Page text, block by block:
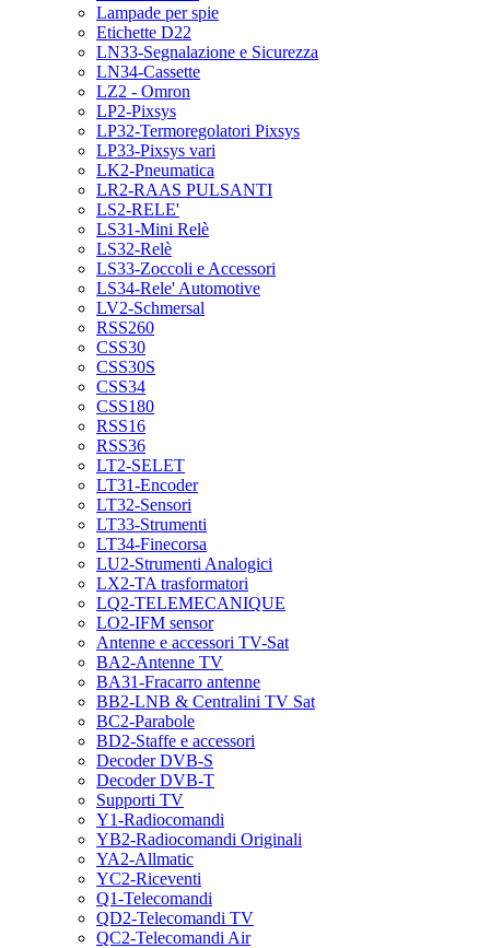
Lampade per spie
Etichette D22
LN33-Segnalazione e Sicurezza
LN34-Cassette
LZ2 - Omron
LP2-Pixsys
LP32-Termoregolatori Pixsys
LP33-Pixsys vari
LK2-Pneumatica
LR2-RAAS PULSANTI
LS2-RELE'
LS31-Mini Relè
LS32-Relè
LS33-Zoccoli e Accessori
LS34-Rele' Automotive
LV2-Schmersal
RSS260
CSS30
CSS30S
CSS34
CSS180
RSS16
RSS36
LT2-SELET
LT31-Encoder
LT32-Sensori
LT33-Strumenti
LT34-Finecorsa
LU2-Strumenti Analogici
LX2-TA trasformatori
LQ2-TELEMECANIQUE
LO2-IFM sensor
Antenne e accessori TV-Sat
BA2-Antenne TV
BA31-Fracarro antenne
BB2-LNB & Centralini TV Sat
BC2-Parabole
BD2-Staffe e accessori
Decoder DVB-S
Decoder DVB-T
Supporti TV
Y1-Radiocomandi
YB2-Radiocomandi Originali
YA2-Allmatic
YC2-Riceventi
Q1-Telecomandi
QD2-Telecomandi TV
QC2-Telecomandi Air